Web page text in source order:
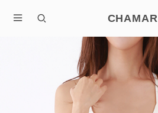
CHAMAR